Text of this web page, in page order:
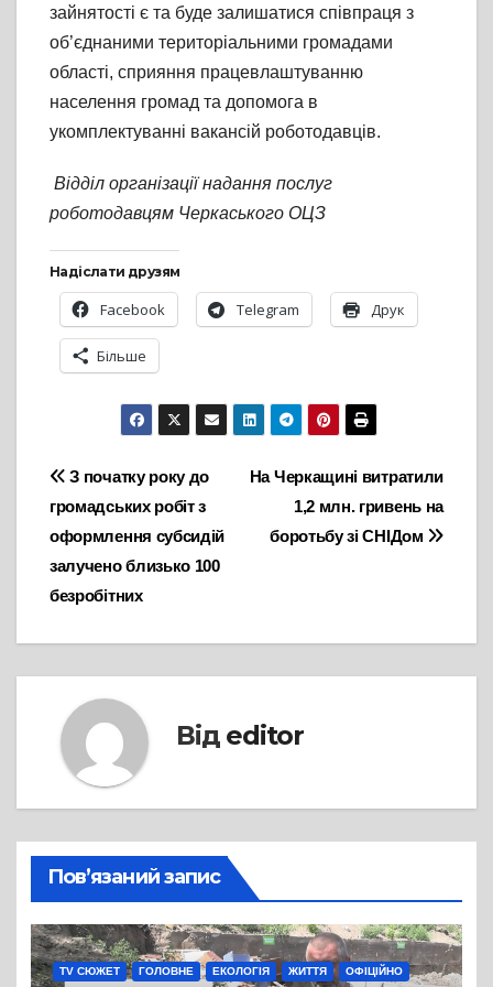
зайнятості є та буде залишатися співпраця з
об’єднаними територіальними громадами
області, сприяння працевлаштуванню
населення громад та допомога в
укомплектуванні вакансій роботодавців.
Відділ організації надання послуг
роботодавцям Черкаського ОЦЗ
Надіслати друзям
Facebook Telegram Друк
Більше
Навігація
записів
На Черкащині витратили
1,2 млн. гривень на
боротьбу зі СНІДом
З початку року до
громадських робіт з
оформлення субсидій
залучено близько 100
безробітних
Від editor
Пов’язаний запис
TV СЮЖЕТ ГОЛОВНЕ ЕКОЛОГІЯ ЖИТТЯ ОФІЦІЙНО